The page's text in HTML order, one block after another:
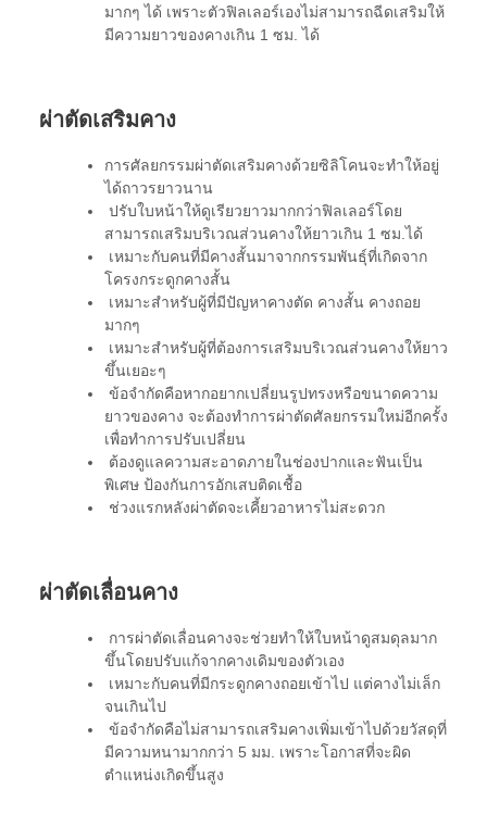
มากๆ ได้ เพราะตัวฟิลเลอร์เองไม่สามารถฉีดเสริมให้
มีความยาวของคางเกิน 1 ซม. ได้
ผ่าตัดเสริมคาง
การศัลยกรรมผ่าตัดเสริมคางด้วยซิลิโคนจะทำให้อยู่
ได้ถาวรยาวนาน
ปรับใบหน้าให้ดูเรียวยาวมากกว่าฟิลเลอร์โดย
สามารถเสริมบริเวณส่วนคางให้ยาวเกิน 1 ซม.ได้
เหมาะกับคนที่มีคางสั้นมาจากกรรมพันธุ์ที่เกิดจาก
โครงกระดูกคางสั้น
เหมาะสำหรับผู้ที่มีปัญหาคางตัด คางสั้น คางถอย
มากๆ
เหมาะสำหรับผู้ที่ต้องการเสริมบริเวณส่วนคางให้ยาว
ขึ้นเยอะๆ
ข้อจำกัดคือหากอยากเปลี่ยนรูปทรงหรือขนาดความ
ยาวของคาง จะต้องทำการผ่าตัดศัลยกรรมใหม่อีกครั้ง
เพื่อทำการปรับเปลี่ยน
ต้องดูแลความสะอาดภายในช่องปากและฟันเป็น
พิเศษ ป้องกันการอักเสบติดเชื้อ
ช่วงแรกหลังผ่าตัดจะเคี้ยวอาหารไม่สะดวก
ผ่าตัดเลื่อนคาง
การผ่าตัดเลื่อนคางจะช่วยทำให้ใบหน้าดูสมดุลมาก
ขึ้นโดยปรับแก้จากคางเดิมของตัวเอง
เหมาะกับคนที่มีกระดูกคางถอยเข้าไป แต่คางไม่เล็ก
จนเกินไป
ข้อจำกัดคือไม่สามารถเสริมคางเพิ่มเข้าไปด้วยวัสดุที่
มีความหนามากกว่า 5 มม. เพราะโอกาสที่จะผิด
ตำแหน่งเกิดขึ้นสูง